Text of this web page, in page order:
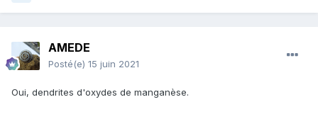
AMEDE
Posté(e) 15 juin 2021
Oui, dendrites d'oxydes de manganèse.